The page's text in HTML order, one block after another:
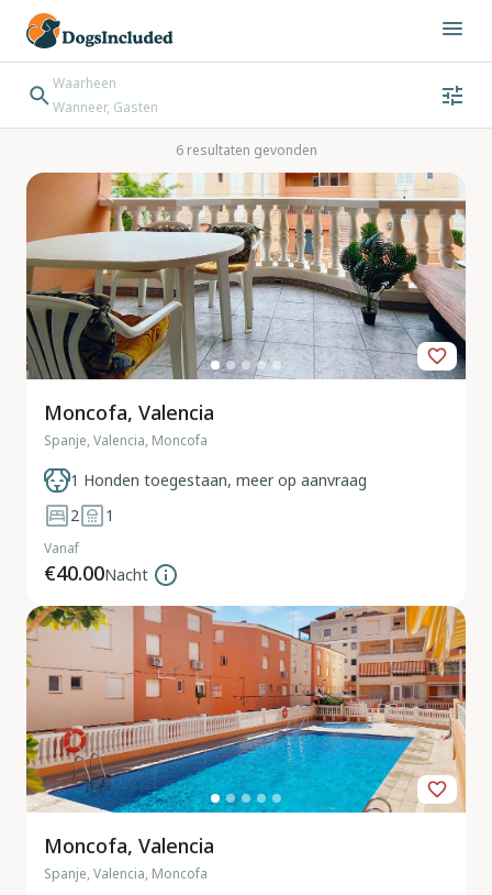
Waarheen
Wanneer, Gasten
Bestemming zoeken
Inchecken → Uitchecken6 resultaten gevonden
Moncofa, Valencia
Spanje, Valencia, Moncofa
1 Honden toegestaan, meer op aanvraag
2
1
Vanaf
€40.00Nacht
Moncofa, Valencia
Spanje, Valencia, Moncofa